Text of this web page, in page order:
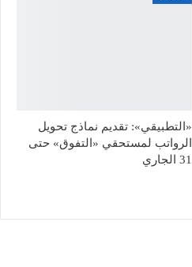
«التطبيقي»: تقديم نماذج تحويل
الرواتب لمستحقي «التفوق» حتى
31 الجاري